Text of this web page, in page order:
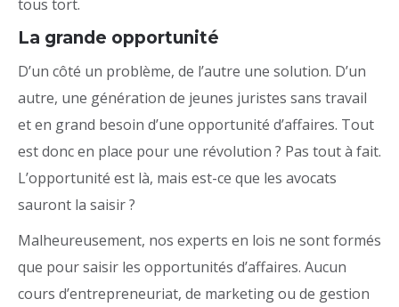
tous tort.
La grande opportunité
D’un côté un problème, de l’autre une solution. D’un
autre, une génération de jeunes juristes sans travail
et en grand besoin d’une opportunité d’affaires. Tout
est donc en place pour une révolution ? Pas tout à fait.
L’opportunité est là, mais est-ce que les avocats
sauront la saisir ?
Malheureusement, nos experts en lois ne sont formés
que pour saisir les opportunités d’affaires. Aucun
cours d’entrepreneuriat, de marketing ou de gestion